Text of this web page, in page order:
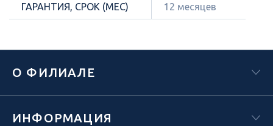
ГАРАНТИЯ, СРОК (МЕС) 12 месяцев
О ФИЛИАЛЕ
ИНФОРМАЦИЯ